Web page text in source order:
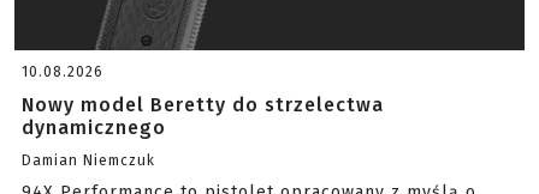
10.08.2026
Nowy model Beretty do strzelectwa
dynamicznego
Damian Niemczuk